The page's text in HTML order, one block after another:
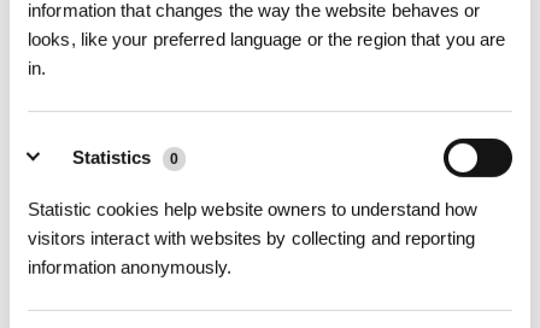
information that changes the way the website behaves or
looks, like your preferred language or the region that you are
in.
Statistics 0
Statistic cookies help website owners to understand how
visitors interact with websites by collecting and reporting
information anonymously.
Conseils :
installée sur un sol en bois, nous conseillons de vérifier régulièrement s'il
reste de l'eau au fond de la station. Si oui, la nettoyer sans tarder pour qu'elle
OUI